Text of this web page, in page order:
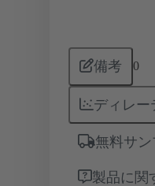
備考 0
ディレー
無料サ
製品に関